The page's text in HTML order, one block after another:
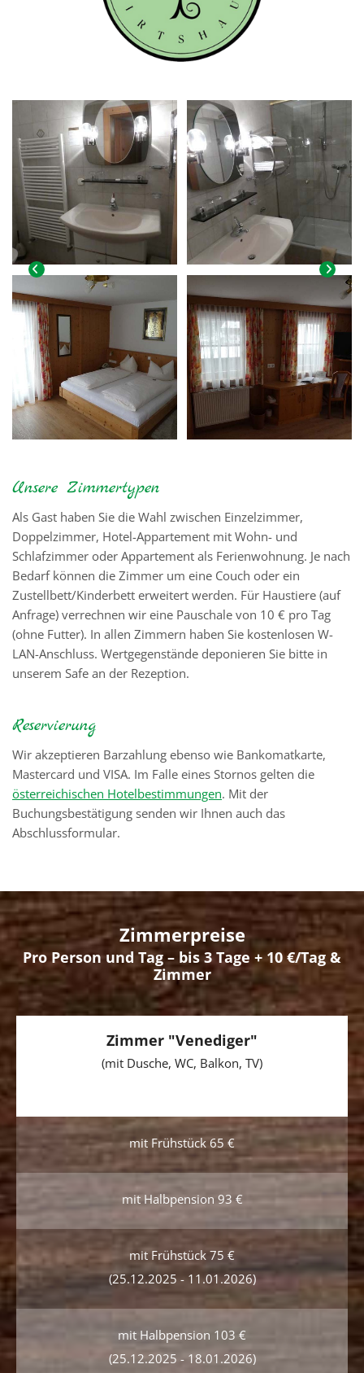
Unsere Zimmertypen
Als Gast haben Sie die Wahl zwischen Einzelzimmer,
Doppelzimmer, Hotel-Appartement mit Wohn- und
Schlafzimmer oder Appartement als Ferienwohnung. Je nach
Bedarf können die Zimmer um eine Couch oder ein
Zustellbett/Kinderbett erweitert werden. Für Haustiere (auf
Anfrage) verrechnen wir eine Pauschale von 10 € pro Tag
(ohne Futter). In allen Zimmern haben Sie kostenlosen W-
LAN-Anschluss. Wertgegenstände deponieren Sie bitte in
unserem Safe an der Rezeption.
Reservierung
Wir akzeptieren Barzahlung ebenso wie Bankomatkarte,
Mastercard und VISA. Im Falle eines Stornos gelten die
österreichischen Hotelbestimmungen. Mit der
Buchungsbestätigung senden wir Ihnen auch das
Abschlussformular.
Zimmerpreise
Pro Person und Tag – bis 3 Tage + 10 €/Tag &
Zimmer
Zimmer "Venediger"
(mit Dusche, WC, Balkon, TV)
mit Frühstück 65 €
mit Halbpension 93 €
mit Frühstück 75 €
(25.12.2025 - 11.01.2026)
mit Halbpension 103 €
(25.12.2025 - 18.01.2026)